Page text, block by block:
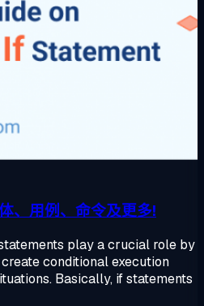
、用例、命令及更多!
play a crucial role by
conditional execution
Basically, if statements